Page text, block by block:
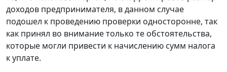
доходов предпринимателя, в данном случае
подошел к проведению проверки односторонне, так
как принял во внимание только те обстоятельства,
которые могли привести к начислению сумм налога
к уплате.